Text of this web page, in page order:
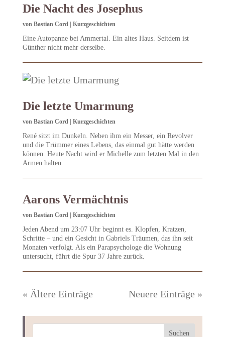
Die Nacht des Josephus
von Bastian Cord| Kurzgeschichten
Eine Autopanne bei Ammertal. Ein altes Haus. Seitdem ist
Günther nicht mehr derselbe.
Die letzte Umarmung
von Bastian Cord| Kurzgeschichten
René sitzt im Dunkeln. Neben ihm ein Messer, ein Revolver
und die Trümmer eines Lebens, das einmal gut hätte werden
können. Heute Nacht wird er Michelle zum letzten Mal in den
Armen halten.
Aarons Vermächtnis
von Bastian Cord| Kurzgeschichten
Jeden Abend um 23:07 Uhr beginnt es. Klopfen, Kratzen,
Schritte – und ein Gesicht in Gabriels Träumen, das ihn seit
Monaten verfolgt. Als ein Parapsychologe die Wohnung
untersucht, führt die Spur 37 Jahre zurück.
« Ältere Einträge Neuere Einträge »